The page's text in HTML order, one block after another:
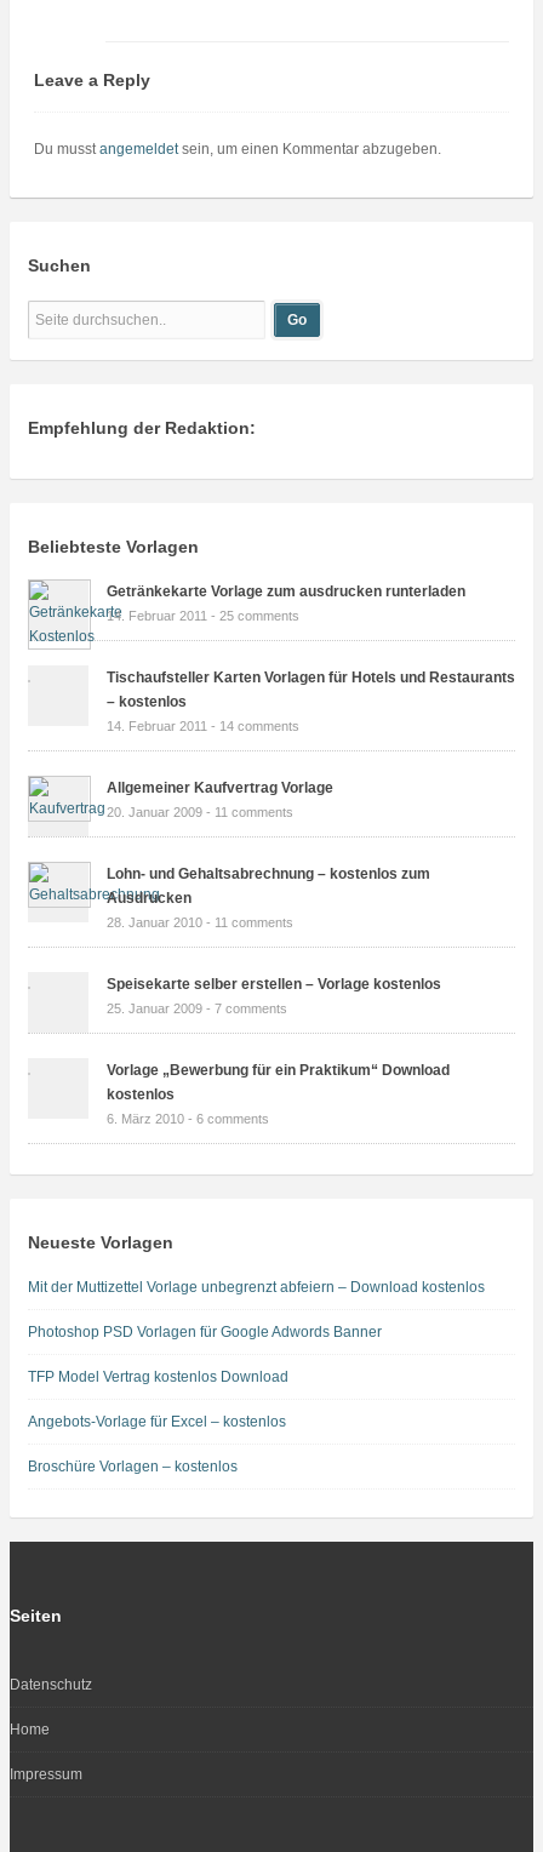
Leave a Reply
Du musstangemeldetsein, um einen Kommentar abzugeben.
Suchen
Empfehlung der Redaktion:
Beliebteste Vorlagen
Getränkekarte Vorlage zum ausdrucken runterladen
14. Februar 2011 - 25 comments
Tischaufsteller Karten Vorlagen für Hotels und Restaurants
– kostenlos
14. Februar 2011 - 14 comments
Allgemeiner Kaufvertrag Vorlage
20. Januar 2009 - 11 comments
Lohn- und Gehaltsabrechnung – kostenlos zum
Ausdrucken
28. Januar 2010 - 11 comments
Speisekarte selber erstellen – Vorlage kostenlos
25. Januar 2009 - 7 comments
Vorlage „Bewerbung für ein Praktikum“ Download
kostenlos
6. März 2010 - 6 comments
Neueste Vorlagen
Mit der Muttizettel Vorlage unbegrenzt abfeiern – Download kostenlos
Photoshop PSD Vorlagen für Google Adwords Banner
TFP Model Vertrag kostenlos Download
Angebots-Vorlage für Excel – kostenlos
Broschüre Vorlagen – kostenlos
Seiten
Datenschutz
Home
Impressum